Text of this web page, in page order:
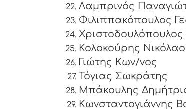
Λαμπρινός
Φιλιππακόπουλος
Κολοκούρης
Γιώτης Κων/νος
Τόγιας Σωκράτης
Μπάκουλης
Κωνσταντογιάννης